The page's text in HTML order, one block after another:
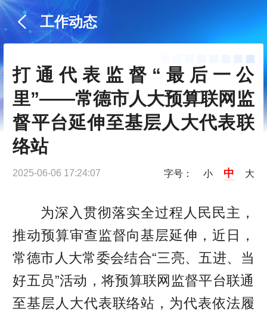
工作动态
打通代表监督“最后一公
里”——常德市人大预算联网监
督平台延伸至基层人大代表联
络站
2025-06-06 17:24:07 字号： 小 中 大
为深入贯彻落实全过程人民民主，
推动预算审查监督向基层延伸，近日，
常德市人大常委会结合“三亮、五进、当
好五员”活动，将预算联网监督平台联通
至基层人大代表联络站，为代表依法履